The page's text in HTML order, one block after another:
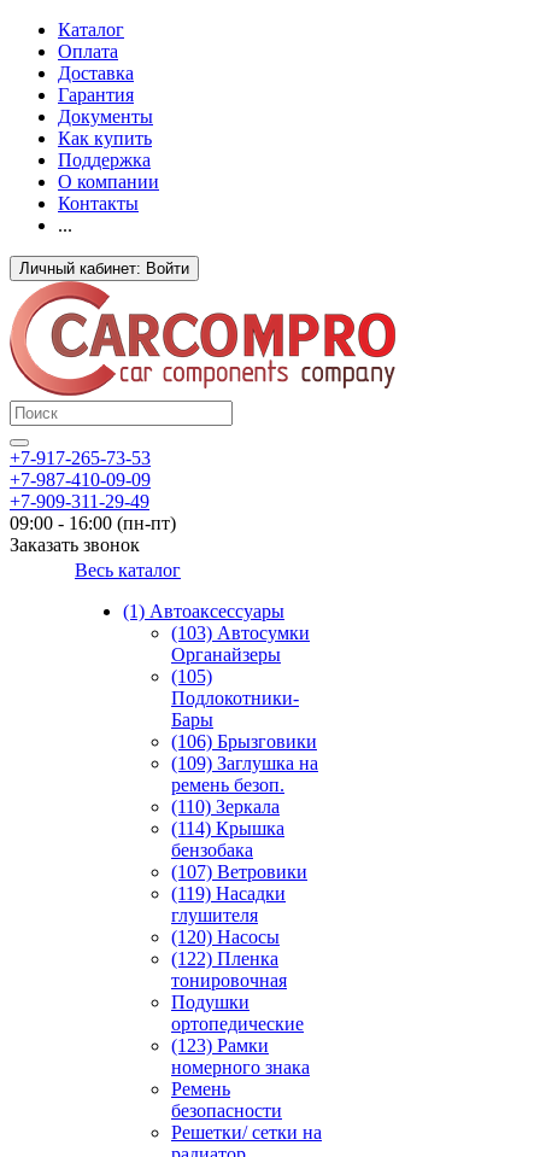
Каталог
Оплата
Доставка
Гарантия
Документы
Как купить
Поддержка
О компании
Контакты
...
Личный кабинет: Войти
+7-917-265-73-53
+7-987-410-09-09
+7-909-311-29-49
09:00 - 16:00 (пн-пт)
Заказать звонок
Весь каталог
(1) Автоаксессуары
(103) Автосумки
Органайзеры
(105)
Подлокотники-
Бары
(106) Брызговики
(109) Заглушка на
ремень безоп.
(110) Зеркала
(114) Крышка
бензобака
(107) Ветровики
(119) Насадки
глушителя
(120) Насосы
(122) Пленка
тонировочная
Подушки
ортопедические
(123) Рамки
номерного знака
Ремень
безопасности
Решетки/ сетки на